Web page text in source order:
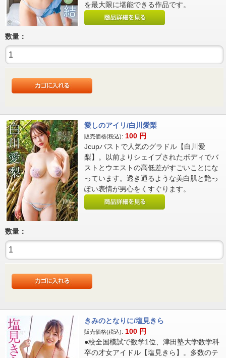
を最大限に堪能できる作品です。
数量：
愛しのアイリ/白川愛梨
販売価格(税込): 100 円
Jcupバストで人気のグラドル【白川愛
梨】。以前よりシェイプされたボディでバ
ストとウエストの高低差がすごいことにな
っています。透き通るような美白肌と艶っ
ぽい表情が男心をくすぐります。
数量：
きみのとなりに/塩見きら
販売価格(税込): 100 円
●校全国模試で数学1位、津田塾大学数学科
卒の才女アイドル【塩見きら】。多数のテ